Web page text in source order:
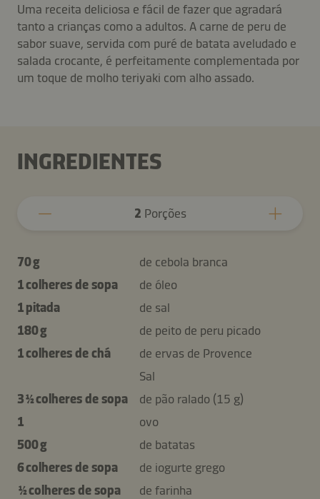
Uma receita deliciosa e fácil de fazer que agradará
tanto a crianças como a adultos. A carne de peru de
sabor suave, servida com puré de batata aveludado e
salada crocante, é perfeitamente complementada por
um toque de molho teriyaki com alho assado.
INGREDIENTES
2 Porções
70 g
de cebola branca
1 colheres de sopa
de óleo
1 pitada
de sal
180 g
de peito de peru picado
1 colheres de chá
de ervas de Provence
Sal
3 ½ colheres de sopa
de pão ralado (15 g)
1
ovo
500 g
de batatas
6 colheres de sopa
de iogurte grego
½ colheres de sopa
de farinha